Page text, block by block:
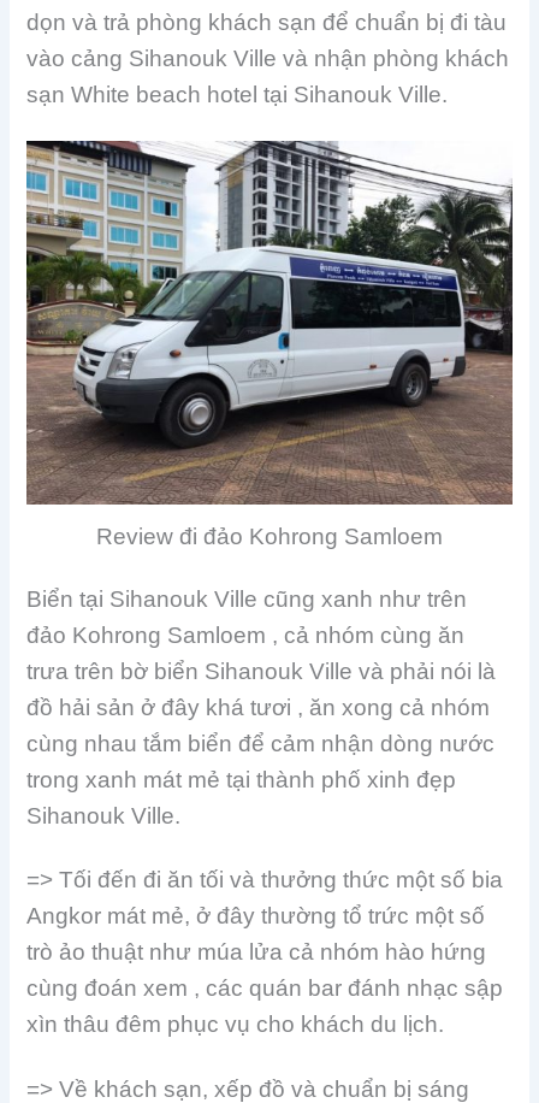
dọn và trả phòng khách sạn để chuẩn bị đi tàu
vào cảng Sihanouk Ville và nhận phòng khách
sạn White beach hotel tại Sihanouk Ville.
Review đi đảo Kohrong Samloem
Biển tại Sihanouk Ville cũng xanh như trên
đảo Kohrong Samloem , cả nhóm cùng ăn
trưa trên bờ biển Sihanouk Ville và phải nói là
đồ hải sản ở đây khá tươi , ăn xong cả nhóm
cùng nhau tắm biển để cảm nhận dòng nước
trong xanh mát mẻ tại thành phố xinh đẹp
Sihanouk Ville.
=> Tối đến đi ăn tối và thưởng thức một số bia
Angkor mát mẻ, ở đây thường tổ trức một số
trò ảo thuật như múa lửa cả nhóm hào hứng
cùng đoán xem , các quán bar đánh nhạc sập
xìn thâu đêm phục vụ cho khách du lịch.
=> Về khách sạn, xếp đồ và chuẩn bị sáng